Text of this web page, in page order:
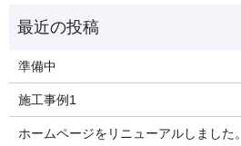
準備中
施工事例1
ホームページをリニューアルしました。